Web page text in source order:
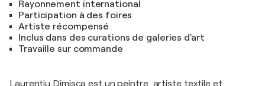
Rayonnement international
Participation à des foires
Artiste récompensé
Inclus dans des curations de galeries d'art
Travaille sur commande
Laurentiu Dimisca est un peintre, artiste textile et